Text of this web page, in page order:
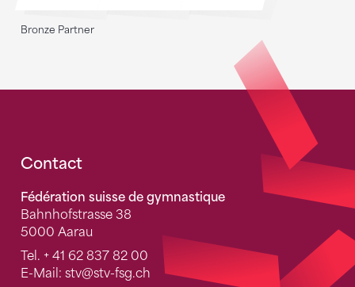
Bronze Partner
Fusszeile
Contact
Fédération suisse de gymnastique
Bahnhofstrasse 38
5000 Aarau
Tel. + 41 62 837 82 00
E-Mail: stv@stv-fsg.ch